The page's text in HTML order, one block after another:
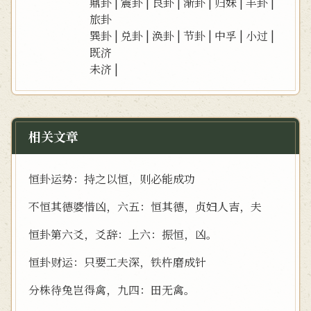
旅卦
巽卦 | 兑卦 |涣卦 |节卦 | 中孚 | 小过 |
既济
未济 |
相关文章
恒卦运势：持之以恒，则必能成功
不恒其德婆惜凶，六五：恒其德，贞妇人吉，夫
恒卦第六爻，爻辞：上六：振恒，凶。
恒卦财运：只要工夫深，铁杵磨成针
分株待兔岂得禽，九四：田无禽。